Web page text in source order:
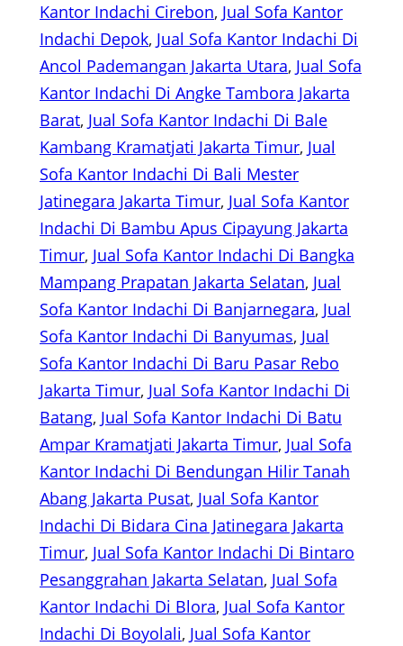
Kantor Indachi Cirebon, Jual Sofa Kantor
Indachi Depok, Jual Sofa Kantor Indachi Di
Ancol Pademangan Jakarta Utara, Jual Sofa
Kantor Indachi Di Angke Tambora Jakarta
Barat, Jual Sofa Kantor Indachi Di Bale
Kambang Kramatjati Jakarta Timur, Jual
Sofa Kantor Indachi Di Bali Mester
Jatinegara Jakarta Timur, Jual Sofa Kantor
Indachi Di Bambu Apus Cipayung Jakarta
Timur, Jual Sofa Kantor Indachi Di Bangka
Mampang Prapatan Jakarta Selatan, Jual
Sofa Kantor Indachi Di Banjarnegara, Jual
Sofa Kantor Indachi Di Banyumas, Jual
Sofa Kantor Indachi Di Baru Pasar Rebo
Jakarta Timur, Jual Sofa Kantor Indachi Di
Batang, Jual Sofa Kantor Indachi Di Batu
Ampar Kramatjati Jakarta Timur, Jual Sofa
Kantor Indachi Di Bendungan Hilir Tanah
Abang Jakarta Pusat, Jual Sofa Kantor
Indachi Di Bidara Cina Jatinegara Jakarta
Timur, Jual Sofa Kantor Indachi Di Bintaro
Pesanggrahan Jakarta Selatan, Jual Sofa
Kantor Indachi Di Blora, Jual Sofa Kantor
Indachi Di Boyolali, Jual Sofa Kantor